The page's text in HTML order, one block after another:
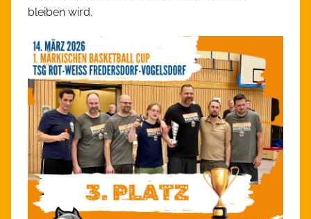
bleiben wird.